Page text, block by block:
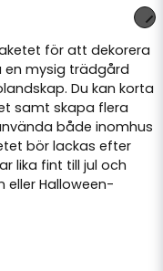
för att dekorera
en mysig trädgård
Du kan korta
samt skapa flera
både inomhus
bör lackas efter
lika fint till jul och
eller Halloween-